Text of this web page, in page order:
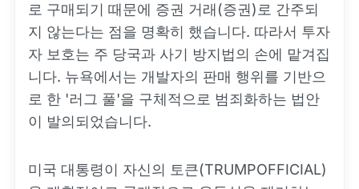
로 구매되기 때문에 증권 거래(증권)로 간주되
지 않는다는 점을 명확히 했습니다. 따라서 투자
자 보호는 주 당국과 사기 방지법의 손에 맡겨집
니다. 뉴욕에서는 개발자의 판매 행위를 기반으
로 한 '러그 풀'을 구체적으로 범죄화하는 법안
이 발의되었습니다.
미국 대통령이 자신의 토큰(TRUMPOFFICIAL)